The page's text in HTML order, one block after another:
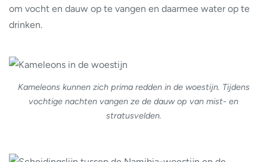
om vocht en dauw op te vangen en daarmee water op te
drinken.
Kameleons kunnen zich prima redden in de woestijn. Tijdens
vochtige nachten vangen ze de dauw op van mist- en
stratusvelden.